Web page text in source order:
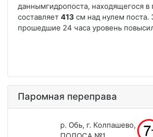
Паромная переправа
р. Обь, г. Колпашево,